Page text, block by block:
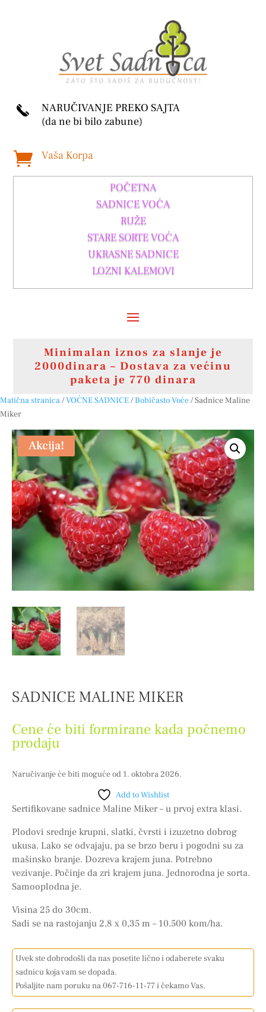
NARUČIVANJE PREKO SAJTA
(da ne bi bilo zabune)
 Vaša Korpa
POČETNA
SADNICE VOĆA
RUŽE
STARE SORTE VOĆA
UKRASNE SADNICE
LOZNI KALEMOVI
Minimalan iznos za slanje je
2000dinara – Dostava za većinu
paketa je 770 dinara
Matična stranica/VOĆNE SADNICE/Bobičasto Voće/ Sadnice Maline
Miker
Akcija!
SADNICE MALINE MIKER
Cene će biti formirane kada počnemo
prodaju
Naručivanje će biti moguće od 1. oktobra 2026.
Add to Wishlist
Sertifikovane sadnice Maline Miker – u prvoj extra klasi.
Plodovi srednje krupni, slatki, čvrsti i izuzetno dobrog
ukusa. Lako se odvajaju, pa se brzo beru i pogodni su za
mašinsko branje. Dozreva krajem juna. Potrebno
vezivanje. Počinje da zri krajem juna. Jednorodna je sorta.
Samooplodna je.
Visina 25 do 30cm.
Sadi se na rastojanju 2,8 x 0,35 m – 10.500 kom/ha.
Uvek ste dobrodošli da nas posetite lično i odaberete svaku
sadnicu koja vam se dopada.
Pošaljite nam poruku na 067-716-11-77 i čekamo Vas.